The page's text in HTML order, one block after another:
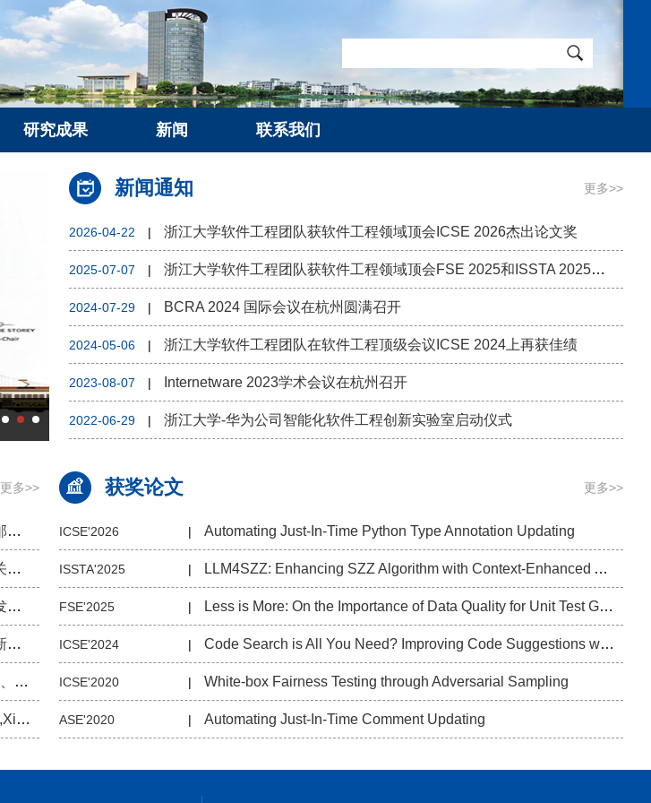
研究成果 新闻 联系我们
Internetware 2023学术会议在杭州召开
更多>>
新闻通知
2026-04-22 | 浙江大学软件工程团队获软件工程领域顶会ICSE 2026杰出论文奖
2025-07-07 | 浙江大学软件工程团队获软件工程领域顶会FSE 2025和ISSTA 2025杰出论文奖
2024-07-29 | BCRA 2024 国际会议在杭州圆满召开
2024-05-06 | 浙江大学软件工程团队在软件工程顶级会议ICSE 2024上再获佳绩
2023-08-07 | Internetware 2023学术会议在杭州召开
2022-06-29 | 浙江大学-华为公司智能化软件工程创新实验室启动仪式
更多>>
《区块链技术进阶与实战》，蔡亮、李启雷、梁秀波，人民邮电出版社， 首版2018.4。 《区块链解密：构建基于信用的下一代互联网》，黄步添、蔡亮，清华大学出版社，首版2016.12。 《Docker——容器与容器云》，浙江大学SEL实验室，人民邮电出版社，首版2015.9，再版2016.10。
国家重点研发计划项目，基于区块链的互联网信息服务监管关键技术，李善平，2021.12-2024.11 国家重点研发计划项目，以链治链”监管架构与关键技术研究，蔡亮，2020.11-2023.10 浙江省科技厅领雁计划项目，基于区块链的数据共享和隐私计算关键技术研发与应用，杨小虎，2022.1-2024.12 国家自然科学基金--专...
国家重点研发计划项目，基于编程现场大数据的软件智能开发方法和环境，王新宇，2018.5-2021.4。 国家科技支撑计划项目，基于云计算的物流信息服务关键技术与云平台研究与开发，王新宇，2014.1-2016.12。 国家科技支撑计划项目，面向公众财富管理的移动互联网服务平台关键技术研发，王新根，2015.7-2017.12。 国...
对数据划分分布式环境实现动态划分和负载均衡的方法，王新宇、杨小虎、李善平、王婷、邱炜伟，ZL201110155674.5，2013/3/6。 多层架构下估算事务的处理器需求的方法，张振、丁轶群、李善平，ZL201110155658.6，2013/6/26。 一种支持多粒度查询的高性能非结构化数据存取协议，王新宇、王新根、李善平、杨小虎，ZL2011...
Exchange邮件备份系统软件，李翔、李善平、周波、杨小虎、王新宇，2010SR049448，2010/9/17。 行业研究知识分享系统，高晖、江潇俊、孙建伶、李善平、杨肖，2010SR053143，2010/10/13。 航空票务支付窗软件，王新宇、王新根、杨小虎、李善平、张艳，2011SR062087，2011/8/31。 ...
Yanming Yang, Xing Hu, Zhipeng Gao, Jinfu Chen, Chao Ni,Xin Xia, David Lo. “Federated Learning for Software Engineering: A Case Study of Code Clone Detection and Defect Prediction”. IEEE Transa...
更多>>
获奖论文
ICSE'2026 | Automating Just-In-Time Python Type Annotation Updating
ISSTA'2025 | LLM4SZZ: Enhancing SZZ Algorithm with Context-Enhanced Assessment on Large Language Models
FSE'2025 | Less is More: On the Importance of Data Quality for Unit Test Generation
ICSE'2024 | Code Search is All You Need? Improving Code Suggestions with Code Search
ICSE'2020 | White-box Fairness Testing through Adversarial Sampling
ASE'2020 | Automating Just-In-Time Comment Updating